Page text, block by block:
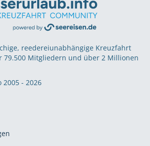
reedereiunabhängige Kreuzfahrt
79.500 Mitgliedern und über 2 Millionen
- 2026